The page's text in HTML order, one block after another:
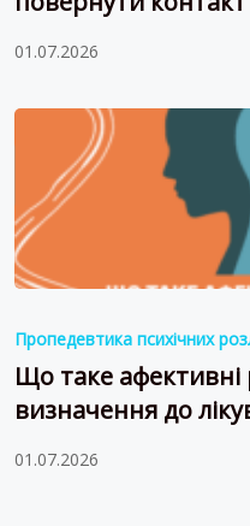
01.07.2026
Пропедевтика психічних
Що таке афективні
визначення до
01.07.2026